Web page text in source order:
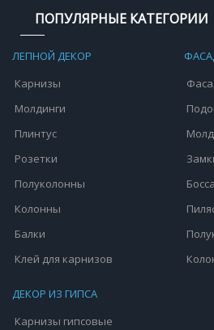
ПОПУЛЯРНЫЕ КАТЕГОРИИ
ЛЕПНОЙ ДЕКОР
Карнизы
Молдинги
Плинтус
Розетки
Полуколонны
Колонны
Балки
Клей для карнизов
ДЕКОР ИЗ ГИПСА
Карнизы гипсовые